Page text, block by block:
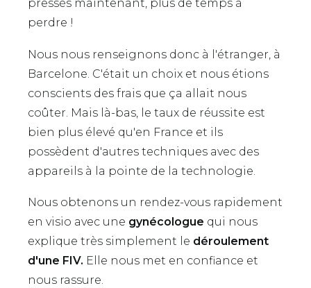
pressés maintenant, plus de temps à
perdre !
Nous nous renseignons donc à l'étranger, à
Barcelone. C'était un choix et nous étions
conscients des frais que ça allait nous
coûter. Mais là-bas, le taux de réussite est
bien plus élevé qu'en France et ils
possèdent d'autres techniques avec des
appareils à la pointe de la technologie.
Nous obtenons un rendez-vous rapidement
en visio avec une gynécologue qui nous
explique très simplement le déroulement
d'une FIV. Elle nous met en confiance et
nous rassure.